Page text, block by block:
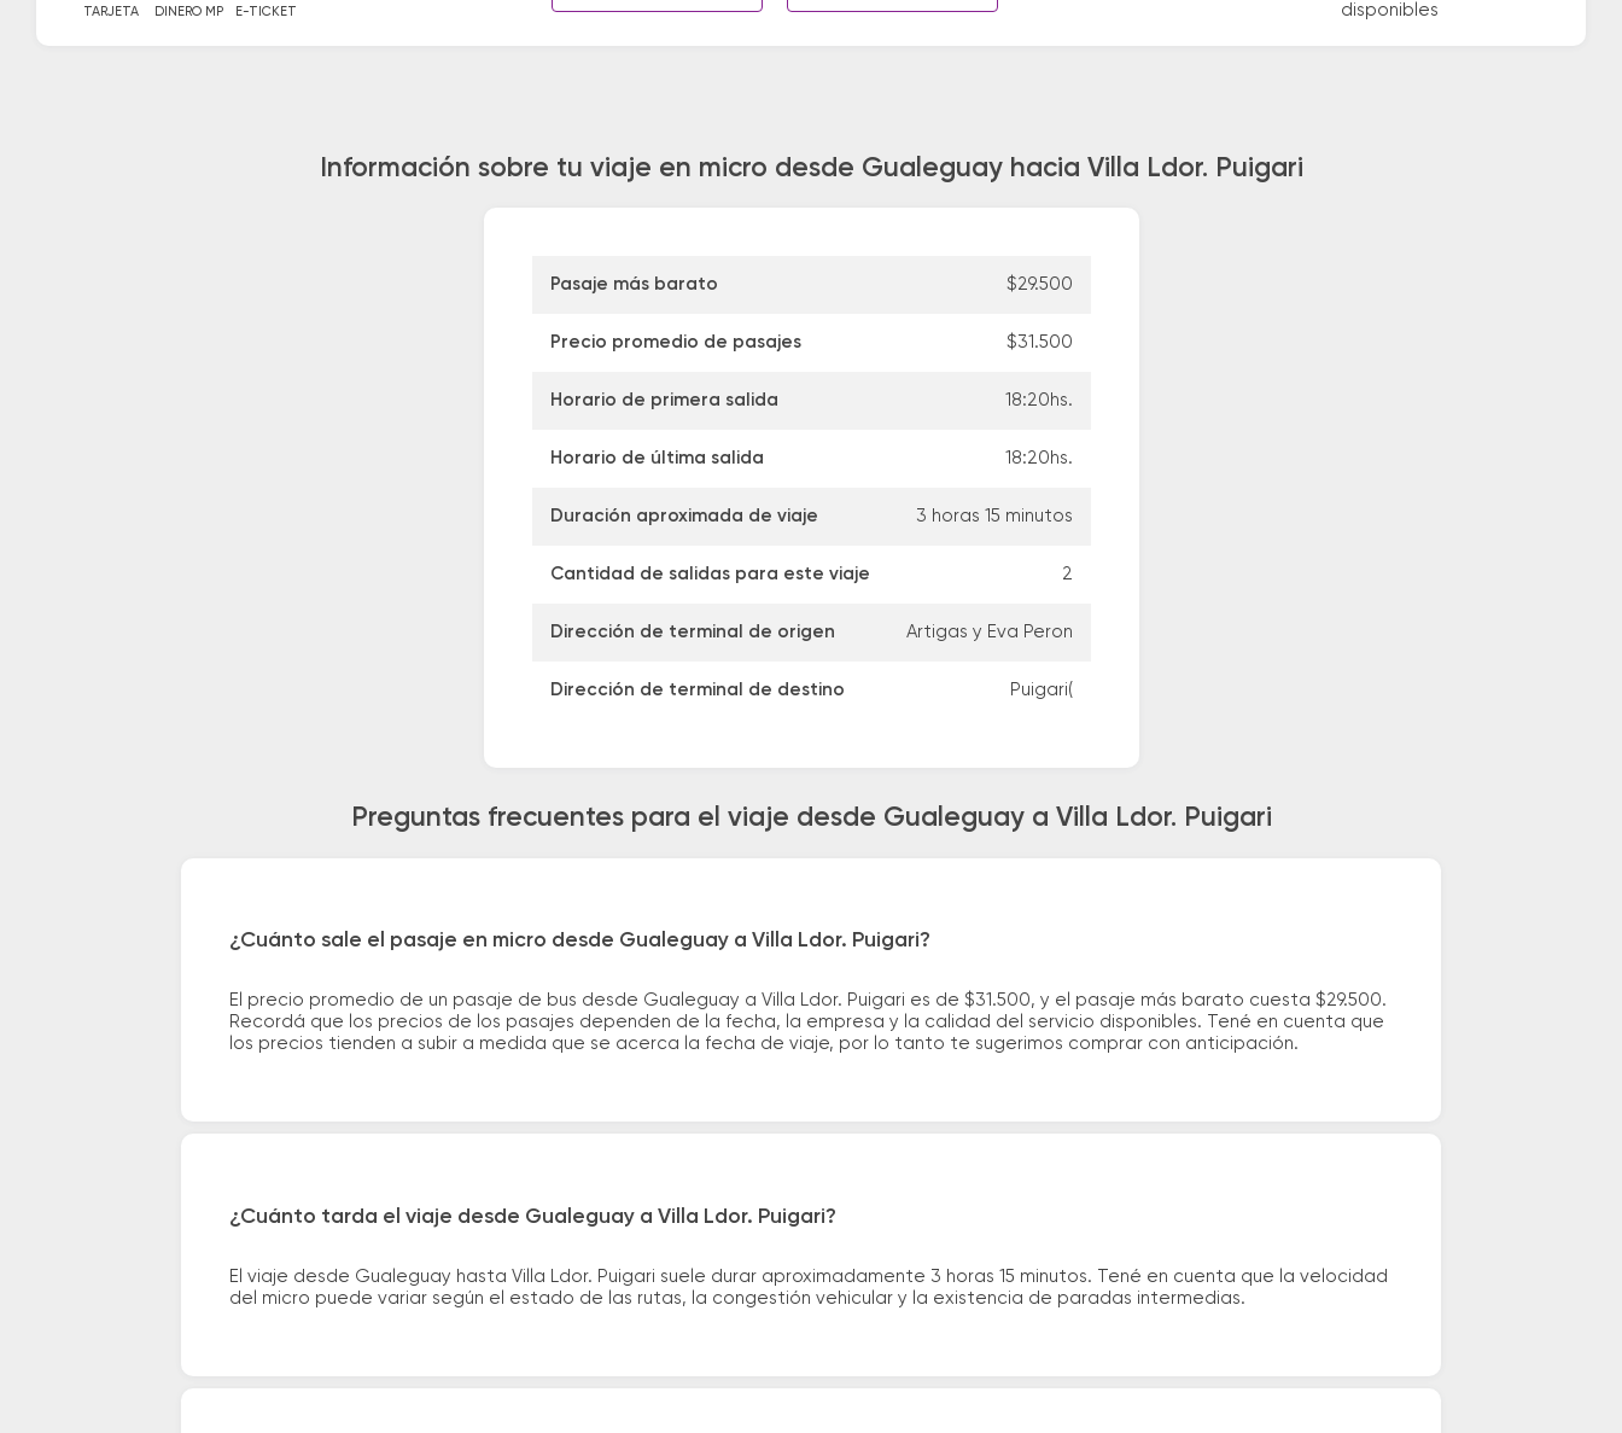
TARJETA DINERO MP E-TICKET
disponibles
Información sobre tu viaje en micro desde Gualeguay hacia Villa Ldor. Puigari
Pasaje más barato $29.500
Precio promedio de pasajes $31.500
Horario de primera salida 18:20hs.
Horario de última salida 18:20hs.
Duración aproximada de viaje 3 horas 15 minutos
Cantidad de salidas para este viaje 2
Dirección de terminal de origen Artigas y Eva Peron
Dirección de terminal de destino Puigari(
Preguntas frecuentes para el viaje desde Gualeguay a Villa Ldor. Puigari
¿Cuánto sale el pasaje en micro desde Gualeguay a Villa Ldor. Puigari?
El precio promedio de un pasaje de bus desde Gualeguay a Villa Ldor. Puigari es de $31.500, y el pasaje más barato cuesta $29.500.
Recordá que los precios de los pasajes dependen de la fecha, la empresa y la calidad del servicio disponibles. Tené en cuenta que
los precios tienden a subir a medida que se acerca la fecha de viaje, por lo tanto te sugerimos comprar con anticipación.
¿Cuánto tarda el viaje desde Gualeguay a Villa Ldor. Puigari?
El viaje desde Gualeguay hasta Villa Ldor. Puigari suele durar aproximadamente 3 horas 15 minutos. Tené en cuenta que la velocidad
del micro puede variar según el estado de las rutas, la congestión vehicular y la existencia de paradas intermedias.